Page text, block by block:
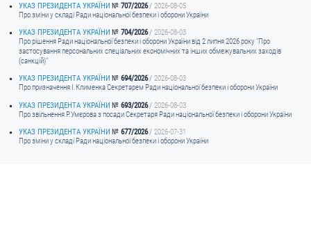
УКАЗ ПРЕЗИДЕНТА УКРАЇНИ 707/2026
2026-08-05
Про зміни у складі Ради національної безпеки і оборони України
УКАЗ ПРЕЗИДЕНТА УКРАЇНИ
704/2026
2026-08-03
Про рішення Ради національної безпеки і оборони України від 2 липня 2026 року "Про
застосування персональних спеціальних економічних та інших обмежувальних заходів
(санкцій)"
УКАЗ ПРЕЗИДЕНТА УКРАЇНИ
694/2026
2026-08-03
Про призначення I.Клименка Секретарем Ради національної безпеки і оборони України
УКАЗ ПРЕЗИДЕНТА УКРАЇНИ
693/2026
2026-08-03
Про звільнення Р.Умєрова з посади Секретаря Ради національної безпеки і оборони України
УКАЗ ПРЕЗИДЕНТА УКРАЇНИ
677/2026
2026-07-31
Про зміни у складі Ради національної безпеки і оборони України